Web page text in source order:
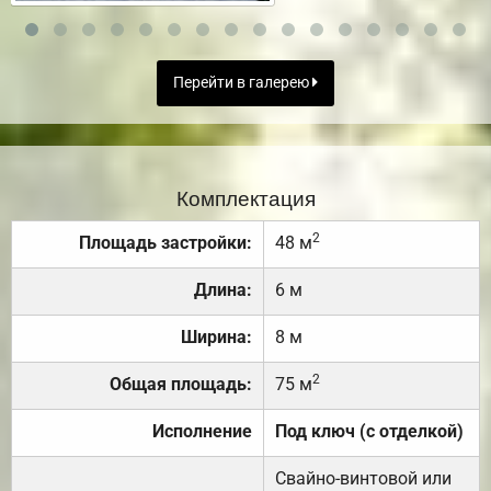
Перейти в галерею
Комплектация
Площадь застройки: 48 м2
Длина: 6 м
Ширина: 8 м
Общая площадь: 75 м2
Исполнение Под ключ (с отделкой)
Свайно-винтовой или